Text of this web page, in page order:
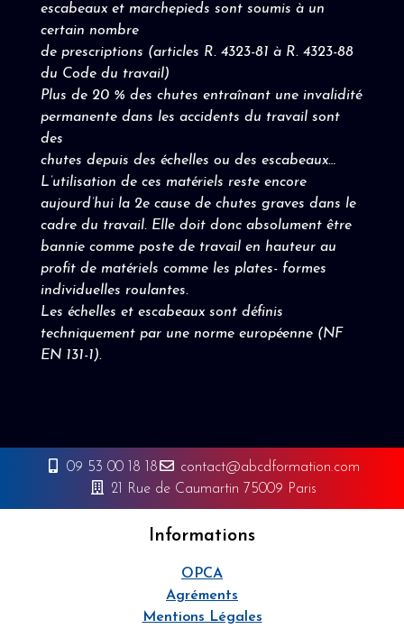
escabeaux et marchepieds sont soumis à un
certain nombre
de prescriptions (articles R. 4323-81 à R. 4323-88
du Code du travail)
Plus de 20 % des chutes entraînant une invalidité
permanente dans les accidents du travail sont
des
chutes depuis des échelles ou des escabeaux…
L’utilisation de ces matériels reste encore
aujourd’hui la 2e cause de chutes graves dans le
cadre du travail. Elle doit donc absolument être
bannie comme poste de travail en hauteur au
profit de matériels comme les plates- formes
individuelles roulantes.
Les échelles et escabeaux sont définis
techniquement par une norme européenne (NF
EN 131-1).
09 53 00 18 18
contact@abcdformation.com
21 Rue de Caumartin 75009 Paris
Informations
OPCA
Agréments
Mentions Légales